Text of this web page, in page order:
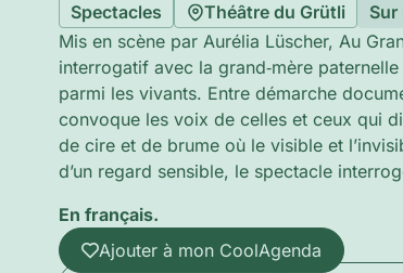
Spectacles Théâtre du Grütli
Mis en scène par Aurélia Lüscher, Au
interrogatif avec la grand‑mère
parmi les vivants. Entre démarche
convoque les voix de celles et ceux qui
de cire et de brume où le visible et
d’un regard sensible, le spectacle
En français.
Ajouter à mon CoolAgenda